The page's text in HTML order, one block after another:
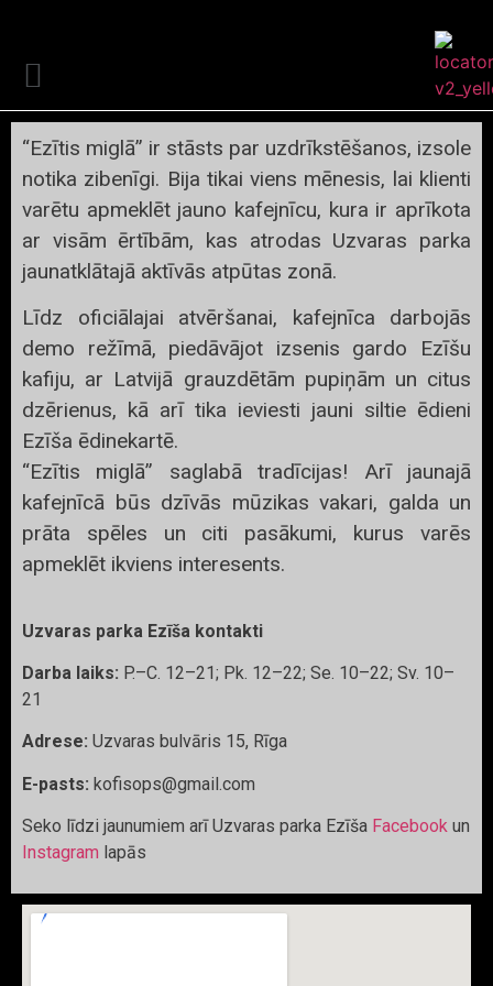
“Ezītis miglā” ir stāsts par uzdrīkstēšanos, izsole
notika zibenīgi. Bija tikai viens mēnesis, lai klienti
varētu apmeklēt jauno kafejnīcu, kura ir aprīkota
ar visām ērtībām, kas atrodas Uzvaras parka
jaunatklātajā aktīvās atpūtas zonā.
Līdz oficiālajai atvēršanai, kafejnīca darbojās
demo režīmā, piedāvājot izsenis gardo Ezīšu
kafiju, ar Latvijā grauzdētām pupiņām un citus
dzērienus, kā arī tika ieviesti jauni siltie ēdieni
Ezīša ēdinekartē.
“Ezītis miglā” saglabā tradīcijas! Arī jaunajā
kafejnīcā būs dzīvās mūzikas vakari, galda un
prāta spēles un citi pasākumi, kurus varēs
apmeklēt ikviens interesents.
Uzvaras parka Ezīša kontakti
Darba laiks: P.–C. 12–21; Pk. 12–22; Se. 10–22; Sv. 10–
21
Adrese: Uzvaras bulvāris 15, Rīga
E-pasts: kofisops@gmail.com
Seko līdzi jaunumiem arī Uzvaras parka Ezīša Facebook un
Instagram lapās